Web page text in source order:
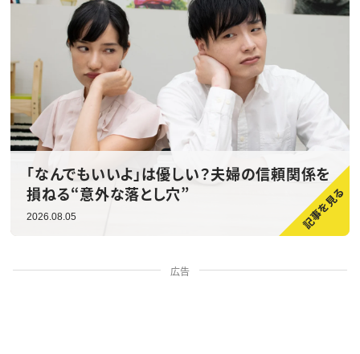
「なんでもいいよ」は優しい？夫婦の信頼関係を
損ねる“意外な落とし穴”
2026.08.05
広告